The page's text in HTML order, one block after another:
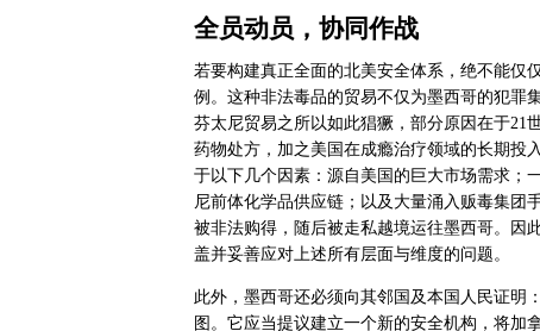
全员动员，协同作战
若要构建真正全面的北美安全体系，绝不能仅
例。这种非法毒品的贸易不仅为墨西哥的犯罪
芬太尼贸易之所以如此猖獗，部分原因在于21
药物处方，加之美国在成瘾治疗领域的长期投
于以下几个因素：源自美国的巨大市场需求；
尼前体化学品供应链；以及大量涌入贩毒集
被非法购得，随后被走私越境运往墨西哥。因
盖并妥善应对上述所有层面与维度的问题。
此外，墨西哥还必须向其邻国及本国人民证明
图。它应当提议建立一个新的安全机构，将加